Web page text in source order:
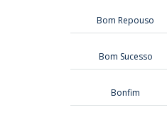
Bom Repouso
Bom Sucesso
Bonfim